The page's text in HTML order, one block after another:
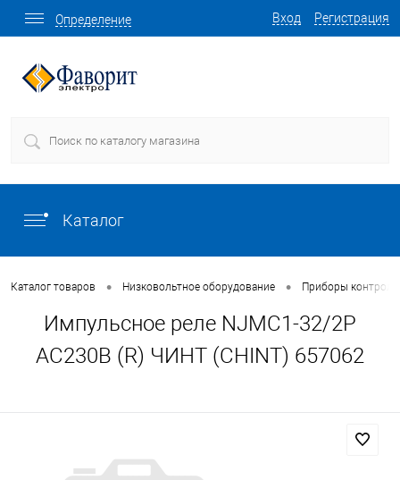
Вход Регистрация
Определение
Каталог
Каталог товаров • Низковольтное оборудование • Приборы контроля
Импульсное реле NJMC1-32/2P
AC230В (R) ЧИНТ (CHINT) 657062